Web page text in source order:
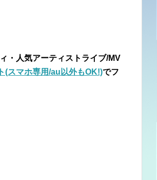
・人気アーティストライブ/MV
(スマホ専用/au以外もOK!)でフ